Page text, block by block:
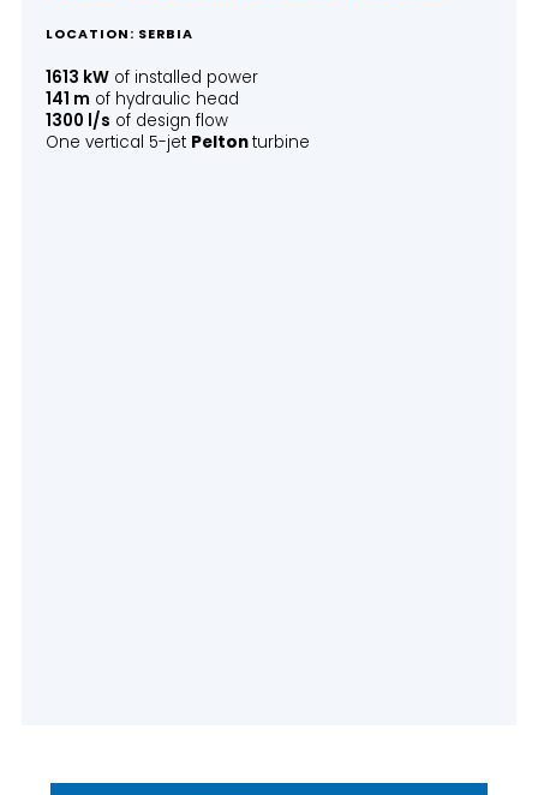
LOCATION: SERBIA
1613 kW of installed power
141 m of hydraulic head
1300 l/s of design flow
One vertical 5-jet Peltonturbine